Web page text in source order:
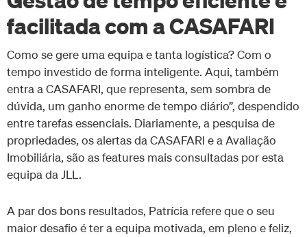
facilitada com a CASAFARI
Como se gere uma equipa e tanta logística? Com o
tempo investido de forma inteligente. Aqui, também
entra a CASAFARI, que representa, sem sombra de
dúvida, um ganho enorme de tempo diário”, despendido
entre tarefas essenciais. Diariamente, a pesquisa de
propriedades, os alertas da CASAFARI e a Avaliação
Imobiliária, são as features mais consultadas por esta
equipa da JLL.
A par dos bons resultados, Patrícia refere que o seu
maior desafio é ter a equipa motivada, em pleno e feliz,